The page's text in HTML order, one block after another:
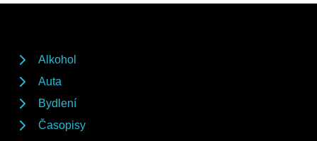
Alkohol
Auta
Bydlení
Časopisy